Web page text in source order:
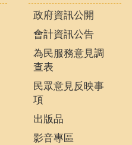
政府資訊公開
會計資訊公告
為民服務意見調
查表
民眾意見反映事
項
出版品
影音專區